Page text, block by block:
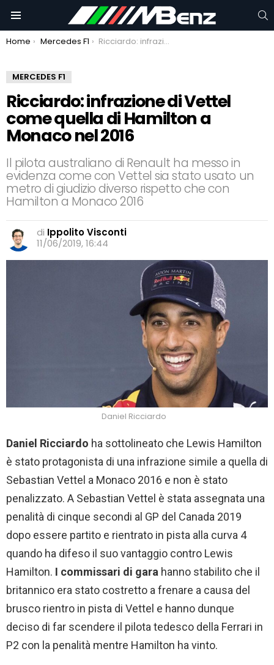
You are here:
Home Mercedes F1 Ricciardo: infrazione di Vettel come quella di Hamilton a Monaco nel 2016
MERCEDES F1
Ricciardo: infrazione di Vettel
come quella di Hamilton a
Monaco nel 2016
Il pilota australiano di Renault ha messo in
evidenza come con Vettel sia stato usato un
metro di giudizio diverso rispetto che con
Hamilton a Monaco 2016
di Ippolito Visconti
11/06/2019, 16:44
Daniel Ricciardo
Daniel Ricciardo ha sottolineato che Lewis Hamilton
è stato protagonista di una infrazione simile a quella di
Sebastian Vettel a Monaco 2016 e non è stato
penalizzato. A Sebastian Vettel è stata assegnata una
penalità di cinque secondi al GP del Canada 2019
dopo essere partito e rientrato in pista alla curva 4
quando ha difeso il suo vantaggio contro Lewis
Hamilton. I commissari di gara hanno stabilito che il
britannico era stato costretto a frenare a causa del
brusco rientro in pista di Vettel e hanno dunque
deciso di far scendere il pilota tedesco della Ferrari in
P2 con la penalità mentre Hamilton ha vinto.